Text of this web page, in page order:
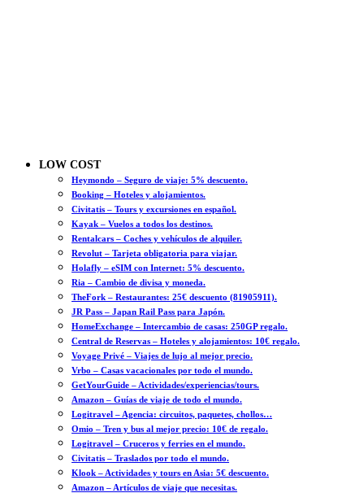
LOW COST
Heymondo – Seguro de viaje: 5% descuento.
Booking – Hoteles y alojamientos.
Civitatis – Tours y excursiones en español.
Kayak – Vuelos a todos los destinos.
Rentalcars – Coches y vehículos de alquiler.
Revolut – Tarjeta obligatoria para viajar.
Holafly – eSIM con Internet: 5% descuento.
Ria – Cambio de divisa y moneda.
TheFork – Restaurantes: 25€ descuento (81905911).
JR Pass – Japan Rail Pass para Japón.
HomeExchange – Intercambio de casas: 250GP regalo.
Central de Reservas – Hoteles y alojamientos: 10€ regalo.
Voyage Privé – Viajes de lujo al mejor precio.
Vrbo – Casas vacacionales por todo el mundo.
GetYourGuide – Actividades/experiencias/tours.
Amazon – Guías de viaje de todo el mundo.
Logitravel – Agencia: circuitos, paquetes, chollos…
Omio – Tren y bus al mejor precio: 10€ de regalo.
Logitravel – Cruceros y ferries en el mundo.
Civitatis – Traslados por todo el mundo.
Klook – Actividades y tours en Asia: 5€ descuento.
Amazon – Artículos de viaje que necesitas.